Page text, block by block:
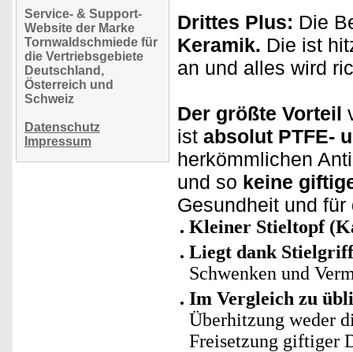
Service- & Support-
Website der Marke
Tornwaldschmiede für
die Vertriebsgebiete
Deutschland,
Österreich und
Schweiz
Datenschutz
Impressum
Drittes Plus: Die
Keramik. Die ist
an und alles wird
Der größte Vorteil
ist absolut PTFE-
herkömmlichen
und so keine
Gesundheit und für
Kleiner Stieltopf
Liegt dank
Schwenken und
Im Vergleich zu
Überhitzung weder
Freisetzung giftiger